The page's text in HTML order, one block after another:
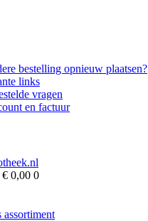
bestelling opnieuw plaatsen?
links
vragen
en factuur
€ 0,00 0
assortiment